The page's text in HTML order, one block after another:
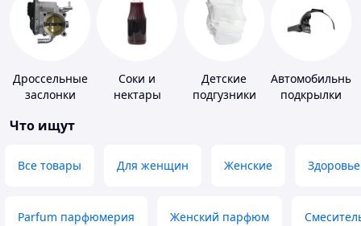
Дроссельные
заслонки
Соки и
нектары
Детские
подгузники
Автомобильные
подкрылки
Что ищут
Все товары Для женщин Женские Здоровье
Parfum парфюмерия Женский парфюм